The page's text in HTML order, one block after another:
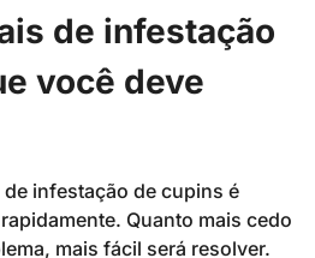
de infestação
você deve
infestação de cupins é
Quanto mais cedo
mais fácil será resolver.